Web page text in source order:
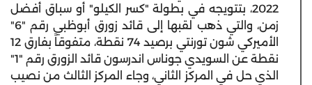
2022، بتتويجه في بطولة "كسر الكيلو" أو سباق أفضل
زمن، والتي ذهب لقبها إلى قائد زورق أبوظبي رقم "6"
الأميركي شون تورنتي برصيد 74 نقطة، متفوقاً بفارق 12
نقطة عن السويدي جوناس اندرسون قائد الزورق رقم "1"
الذي حل في المركز الثاني، وجاء المركز الثالث من نصيب